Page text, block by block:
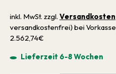
inkl. MwSt. zzgl. Versandkosten
versandkostenfrei) bei
2.562,74€
Lieferzeit 6-8 Wochen